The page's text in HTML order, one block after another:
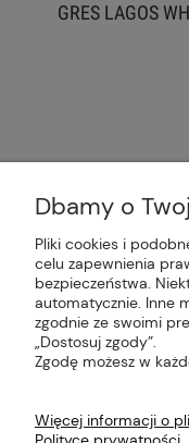
GRES LAGOS
Plus Market
Krasnystaw, woj.
| tel: 607
Dbamy o
Pliki cookies i
celu zapewnienia
bezpieczeństwa.
automatycznie. Inne
zgodnie ze swoimi
„Dostosuj zgody”.
Zgodę możesz w
Więcej informacji o